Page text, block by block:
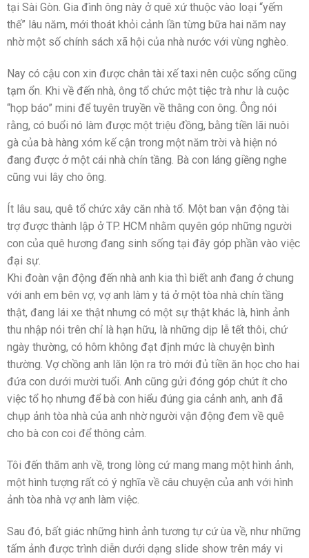
tại Sài Gòn. Gia đình ông này ở quê xứ thuộc vào loại “yếm
thế” lâu năm, mới thoát khỏi cảnh lần từng bữa hai năm nay
nhờ một số chính sách xã hội của nhà nước với vùng nghèo.
Nay có cậu con xin được chân tài xế taxi nên cuộc sống cũng
tạm ổn. Khi về đến nhà, ông tổ chức một tiệc trà như là cuộc
“họp báo” mini để tuyên truyền về thằng con ông. Ông nói
rằng, có buổi nó làm được một triệu đồng, bằng tiền lãi nuôi
gà của bà hàng xóm kế cận trong một năm trời và hiện nó
đang được ở một cái nhà chín tầng. Bà con láng giềng nghe
cũng vui lây cho ông.
Ít lâu sau, quê tổ chức xây căn nhà tổ. Một ban vận động tài
trợ được thành lập ở TP. HCM nhằm quyên góp những người
con của quê hương đang sinh sống tại đây góp phần vào việc
đại sự.
Khi đoàn vận động đến nhà anh kia thì biết anh đang ở chung
với anh em bên vợ, vợ anh làm y tá ở một tòa nhà chín tầng
thật, đang lái xe thật nhưng có một sự thật khác là, hình ảnh
thu nhập nói trên chỉ là hạn hữu, là những dịp lễ tết thôi, chứ
ngày thường, có hôm không đạt định mức là chuyện bình
thường. Vợ chồng anh lăn lộn ra trò mới đủ tiền ăn học cho hai
đứa con dưới mười tuổi. Anh cũng gửi đóng góp chút ít cho
việc tổ họ nhưng để bà con hiểu đúng gia cảnh anh, anh đã
chụp ảnh tòa nhà của anh nhờ người vận động đem về quê
cho bà con coi để thông cảm.
Tôi đến thăm anh về, trong lòng cứ mang mang một hình ảnh,
một hình tượng rất có ý nghĩa về câu chuyện của anh với hình
ảnh tòa nhà vợ anh làm việc.
Sau đó, bất giác những hình ảnh tương tự cứ ùa về, như những
tấm ảnh được trình diễn dưới dạng slide show trên máy vi